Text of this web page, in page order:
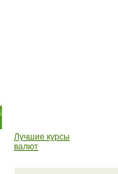
Лучшие курсы
валют